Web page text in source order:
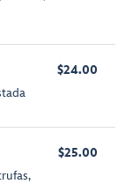
$24.00
$25.00